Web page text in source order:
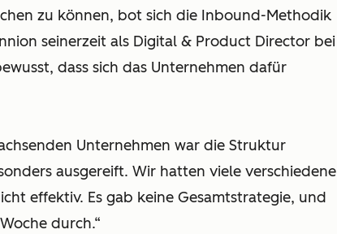
zu können, bot sich die Inbound-Methodik
seinerzeit als Digital & Product Director bei
dass sich das Unternehmen dafür
Unternehmen war die Struktur
ausgereift. Wir hatten viele verschiedene
effektiv. Es gab keine Gesamtstrategie, und
durch.“